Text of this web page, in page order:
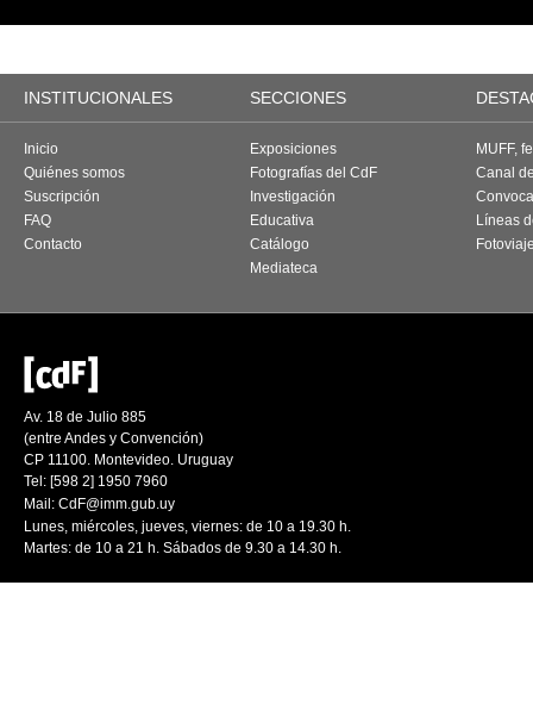
INSTITUCIONALES SECCIONES
Inicio
Quiénes somos
Suscripción
FAQ
Contacto
Exposiciones
Fotografías del CdF
Investigación
Educativa
Catálogo
Mediateca
MUFF,
Canal
Líneas
Av. 18 de Julio 885
(entre Andes y Convención)
CP 11100. Montevideo. Uruguay
Tel: [598 2] 1950 7960
Mail: CdF@imm.gub.uy
Lunes, miércoles, jueves, viernes: de 10 a 19.30 h.
Martes: de 10 a 21 h. Sábados de 9.30 a 14.30 h.